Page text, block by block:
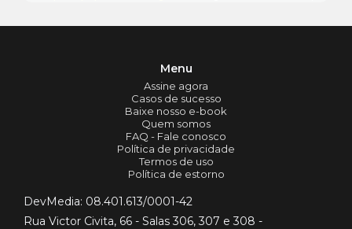
Menu
Assine agora
Casos de sucesso
Baixe nosso e-book
Quem somos
FAQ - Fale conosco
Política de privacidade
Termos de uso
Política de estorno
DevMedia: 08.401.613/0001-42
Rua Victor Civita, 66 - Salas 306, 307 e 308 -